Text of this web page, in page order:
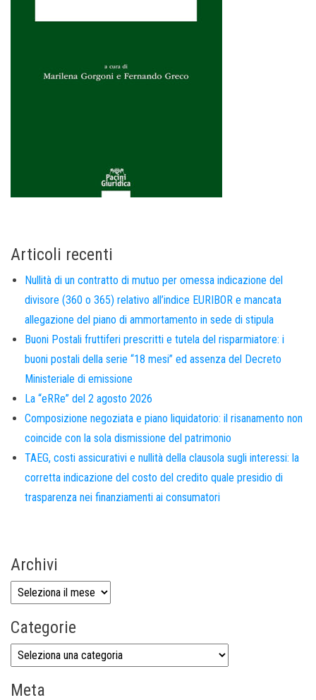
Articoli recenti
Nullità di un contratto di mutuo per omessa indicazione del
divisore (360 o 365) relativo all’indice EURIBOR e mancata
allegazione del piano di ammortamento in sede di stipula
Buoni Postali fruttiferi prescritti e tutela del risparmiatore: i
buoni postali della serie “18 mesi” ed assenza del Decreto
Ministeriale di emissione
La “eRRe” del 2 agosto 2026
Composizione negoziata e piano liquidatorio: il risanamento non
coincide con la sola dismissione del patrimonio
TAEG, costi assicurativi e nullità della clausola sugli interessi: la
corretta indicazione del costo del credito quale presidio di
trasparenza nei finanziamenti ai consumatori
Archivi
Categorie
Meta